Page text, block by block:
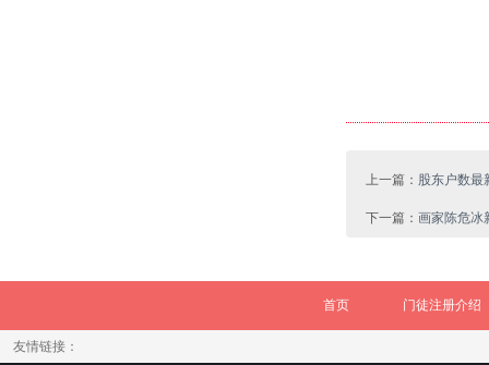
上一篇： 股东户数最
下一篇： 画家陈危冰
首页 门徒注册介绍
友情链接：